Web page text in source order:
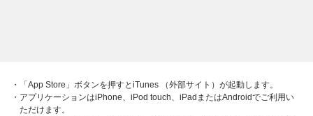
・「App Store」ボタンを押すとiTunes （外部サイト）が起動します。
・アプリケーションはiPhone、iPod touch、iPadまたはAndroidでご利用い
ただけます。